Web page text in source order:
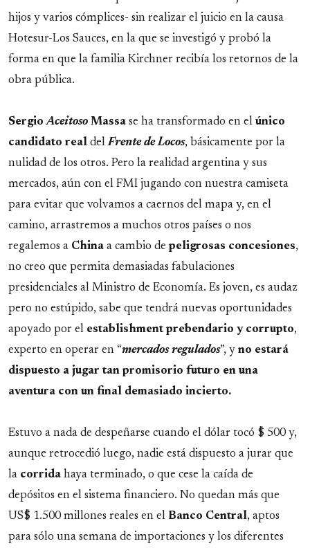
hijos y varios cómplices- sin realizar el juicio en la causa
Hotesur-Los Sauces, en la que se investigó y probó la
forma en que la familia Kirchner recibía los retornos de la
obra pública.
SergioAceitoso Massa se ha transformado en el único
candidato real delFrente de Locos, básicamente por la
nulidad de los otros. Pero la realidad argentina y sus
mercados, aún con el FMI jugando con nuestra camiseta
para evitar que volvamos a caernos del mapa y, en el
camino, arrastremos a muchos otros países o nos
regalemos a China a cambio de peligrosas concesiones,
no creo que permita demasiadas fabulaciones
presidenciales al Ministro de Economía. Es joven, es audaz
pero no estúpido, sabe que tendrá nuevas oportunidades
apoyado por el establishment prebendario y corrupto,
experto en operar en “mercados regulados”, y no estará
dispuesto a jugar tan promisorio futuro en una
aventura con un final demasiado incierto.
Estuvo a nada de despeñarse cuando el dólar tocó $ 500 y,
aunque retrocedió luego, nadie está dispuesto a jurar que
la corrida haya terminado, o que cese la caída de
depósitos en el sistema financiero. No quedan más que
US$ 1.500 millones reales en el Banco Central, aptos
para sólo una semana de importaciones y los diferentes